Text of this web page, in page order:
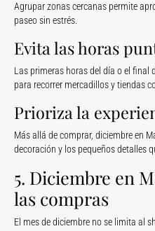
Agrupar zonas cercanas permite
paseo sin estrés.
Evita las horas
Las primeras horas del día o el final
para recorrer mercadillos y tiendas
Prioriza la
Más allá de comprar, diciembre en
decoración y los pequeños detalles
5. Diciembre en
las compras
El mes de diciembre no se limita al